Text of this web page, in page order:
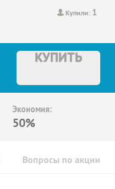
Купили: 1
КУПИТЬ
Экономия:
50%
Вопросы по акции